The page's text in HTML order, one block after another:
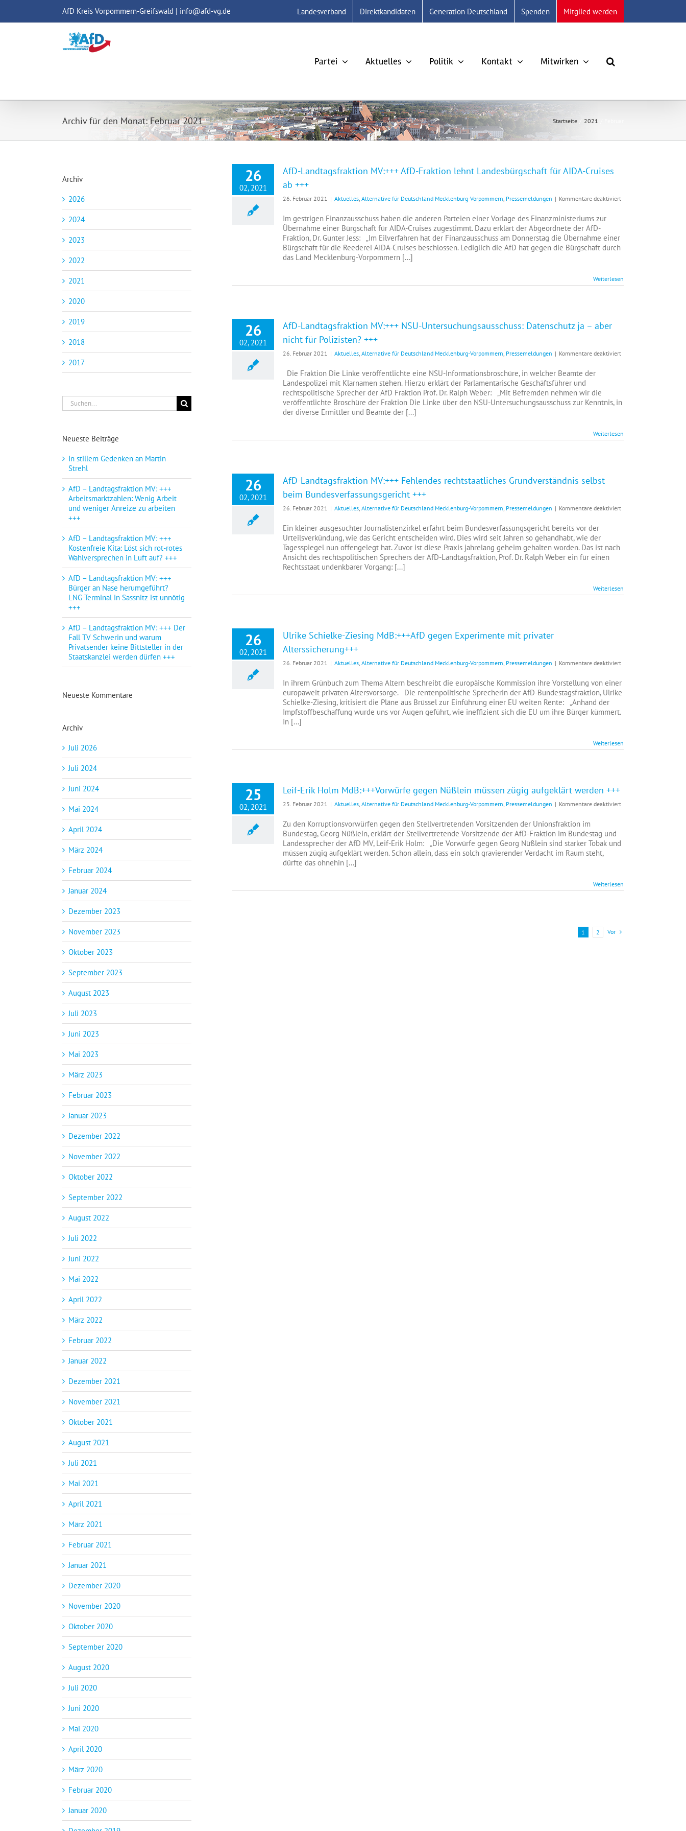
springen
AfD Kreis Vorpommern-Greifswald | info@afd-vg.de Landesverband Direktkandidaten Generation Deutschland Spenden Mitglied werden
Partei Aktuelles Politik Kontakt Mitwirken
Archiv für den Monat:Februar 2021 Startseite 2021
26
02, 2021
AfD-Landtagsfraktion MV:+++ AfD-Fraktion lehnt Landesbürgschaft für AIDA-Cruises
ab +++
26. Februar 2021 | Aktuelles, Alternative für Deutschland Mecklenburg-Vorpommern, Pressemeldungen | Kommentare deaktiviertfür
AIDA-
Im gestrigen Finanzausschuss haben die anderen Parteien einer Vorlage des Finanzministeriums zur
Übernahme einer Bürgschaft für AIDA-Cruises zugestimmt. Dazu erklärt der Abgeordnete der AfD-
Fraktion, Dr. Gunter Jess: „Im Eilverfahren hat der Finanzausschuss am Donnerstag die Übernahme einer
Bürgschaft für die Reederei AIDA-Cruises beschlossen. Lediglich die AfD hat gegen die Bürgschaft durch
das Land Mecklenburg-Vorpommern [...]
Weiterlesen
26
02, 2021
AfD-Landtagsfraktion MV:+++ NSU-Untersuchungsausschuss: Datenschutz ja – aber
nicht für Polizisten? +++
26. Februar 2021 | Aktuelles, Alternative für Deutschland Mecklenburg-Vorpommern, Pressemeldungen | Kommentare deaktiviertfür
aber
Die Fraktion Die Linke veröffentlichte eine NSU-Informationsbroschüre, in welcher Beamte der
Landespolizei mit Klarnamen stehen. Hierzu erklärt der Parlamentarische Geschäftsführer und
rechtspolitische Sprecher der AfD Fraktion Prof. Dr. Ralph Weber: „Mit Befremden nehmen wir die
veröffentlichte Broschüre der Fraktion Die Linke über den NSU-Untersuchungsausschuss zur Kenntnis, in
der diverse Ermittler und Beamte der [...]
Weiterlesen
26
02, 2021
AfD-Landtagsfraktion MV:+++ Fehlendes rechtstaatliches Grundverständnis selbst
beim Bundesverfassungsgericht +++
26. Februar 2021 | Aktuelles, Alternative für Deutschland Mecklenburg-Vorpommern, Pressemeldungen | Kommentare deaktiviertfür
Ein kleiner ausgesuchter Journalistenzirkel erfährt beim Bundesverfassungsgericht bereits vor der
Urteilsverkündung, wie das Gericht entscheiden wird. Dies wird seit Jahren so gehandhabt, wie der
Tagesspiegel nun offengelegt hat. Zuvor ist diese Praxis jahrelang geheim gehalten worden. Das ist nach
Ansicht des rechtspolitischen Sprechers der AfD-Landtagsfraktion, Prof. Dr. Ralph Weber ein für einen
Rechtsstaat undenkbarer Vorgang: [...]
Weiterlesen
26
02, 2021
Ulrike Schielke-Ziesing MdB:+++AfD gegen Experimente mit privater
Alterssicherung+++
26. Februar 2021 | Aktuelles, Alternative für Deutschland Mecklenburg-Vorpommern, Pressemeldungen | Kommentare deaktiviertfür
Schielke-
Ziesing
Alterssicherung+++
In ihrem Grünbuch zum Thema Altern beschreibt die europäische Kommission ihre Vorstellung von einer
europaweit privaten Altersvorsorge. Die rentenpolitische Sprecherin der AfD-Bundestagsfraktion, Ulrike
Schielke-Ziesing, kritisiert die Pläne aus Brüssel zur Einführung einer EU weiten Rente: „Anhand der
Impfstoffbeschaffung wurde uns vor Augen geführt, wie ineffizient sich die EU um ihre Bürger kümmert.
In [...]
Weiterlesen
25
02, 2021
Leif-Erik Holm MdB:+++Vorwürfe gegen Nüßlein müssen zügig aufgeklärt werden +++
25. Februar 2021 | Aktuelles, Alternative für Deutschland Mecklenburg-Vorpommern, Pressemeldungen | Kommentare deaktiviertfür
aufgeklärt
Zu den Korruptionsvorwürfen gegen den Stellvertretenden Vorsitzenden der Unionsfraktion im
Bundestag, Georg Nüßlein, erklärt der Stellvertretende Vorsitzende der AfD-Fraktion im Bundestag und
Landessprecher der AfD MV, Leif-Erik Holm: „Die Vorwürfe gegen Georg Nüßlein sind starker Tobak und
müssen zügig aufgeklärt werden. Schon allein, dass ein solch gravierender Verdacht im Raum steht,
dürfte das ohnehin [...]
Weiterlesen
1 2 Vor
Archiv
2026
2024
2023
2022
2021
2020
2019
2018
2017
Suche
nach:
Neueste Beiträge
In stillem Gedenken an Martin
Strehl
AfD – Landtagsfraktion MV: +++
Arbeitsmarktzahlen: Wenig Arbeit
und weniger Anreize zu arbeiten
+++
AfD – Landtagsfraktion MV: +++
Kostenfreie Kita: Löst sich rot-rotes
Wahlversprechen in Luft auf? +++
AfD – Landtagsfraktion MV: +++
Bürger an Nase herumgeführt?
LNG-Terminal in Sassnitz ist unnötig
+++
AfD – Landtagsfraktion MV: +++ Der
Fall TV Schwerin und warum
Privatsender keine Bittsteller in der
Staatskanzlei werden dürfen +++
Neueste Kommentare
Archiv
Juli 2026
Juli 2024
Juni 2024
Mai 2024
April 2024
März 2024
Februar 2024
Januar 2024
Dezember 2023
November 2023
Oktober 2023
September 2023
August 2023
Juli 2023
Juni 2023
Mai 2023
März 2023
Februar 2023
Januar 2023
Dezember 2022
November 2022
Oktober 2022
September 2022
August 2022
Juli 2022
Juni 2022
Mai 2022
April 2022
März 2022
Februar 2022
Januar 2022
Dezember 2021
November 2021
Oktober 2021
August 2021
Juli 2021
Mai 2021
April 2021
März 2021
Februar 2021
Januar 2021
Dezember 2020
November 2020
Oktober 2020
September 2020
August 2020
Juli 2020
Juni 2020
Mai 2020
April 2020
März 2020
Februar 2020
Januar 2020